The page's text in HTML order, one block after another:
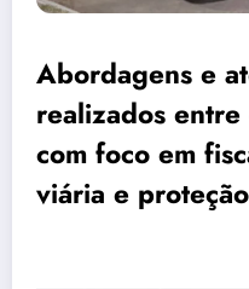
Abordagens e
realizados
com foco em
viária e